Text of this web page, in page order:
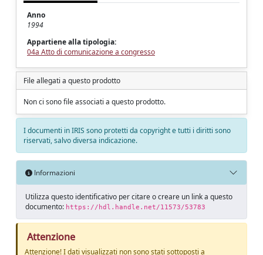
Anno
1994
Appartiene alla tipologia:
04a Atto di comunicazione a congresso
File allegati a questo prodotto
Non ci sono file associati a questo prodotto.
I documenti in IRIS sono protetti da copyright e tutti i diritti sono
riservati, salvo diversa indicazione.
Informazioni
Utilizza questo identificativo per citare o creare un link a questo
documento: https://hdl.handle.net/11573/53783
Attenzione
Attenzione! I dati visualizzati non sono stati sottoposti a